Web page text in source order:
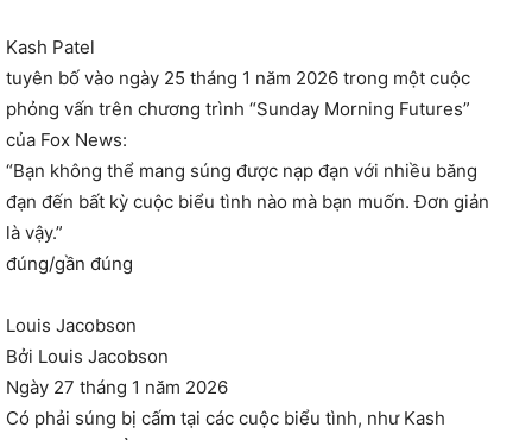
Kash Patel
tuyên bố vào ngày 25 tháng 1 năm 2026 trong một cuộc
phỏng vấn trên chương trình “Sunday Morning Futures”
của Fox News:
“Bạn không thể mang súng được nạp đạn với nhiều băng
đạn đến bất kỳ cuộc biểu tình nào mà bạn muốn. Đơn giản
là vậy.”
đúng/gần đúng
Louis Jacobson
Bởi Louis Jacobson
Ngày 27 tháng 1 năm 2026
Có phải súng bị cấm tại các cuộc biểu tình, như Kash